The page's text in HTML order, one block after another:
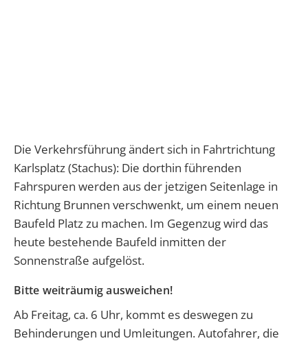
Die Verkehrsführung ändert sich in Fahrtrichtung
Karlsplatz (Stachus): Die dorthin führenden
Fahrspuren werden aus der jetzigen Seitenlage in
Richtung Brunnen verschwenkt, um einem neuen
Baufeld Platz zu machen. Im Gegenzug wird das
heute bestehende Baufeld inmitten der
Sonnenstraße aufgelöst.
Bitte weiträumig ausweichen!
Ab Freitag, ca. 6 Uhr, kommt es deswegen zu
Behinderungen und Umleitungen. Autofahrer, die